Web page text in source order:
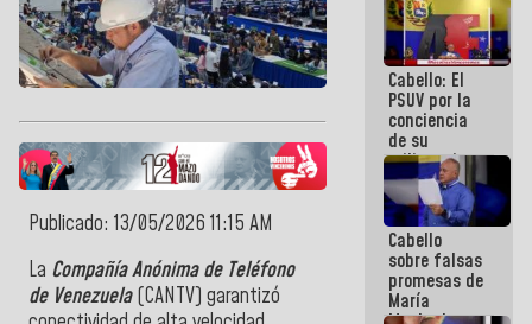
Publicado: 13/05/2026 11:15 AM
La Compañía Anónima de Teléfono
de Venezuela(CANTV) garantizó
de María
Machado:
¡Créanle!
Cabello: El
PSUV por la
conciencia
de su
militancia
es la
organización
política más
sólida de
Venezuela
Cabello
sobre falsas
promesas de
María